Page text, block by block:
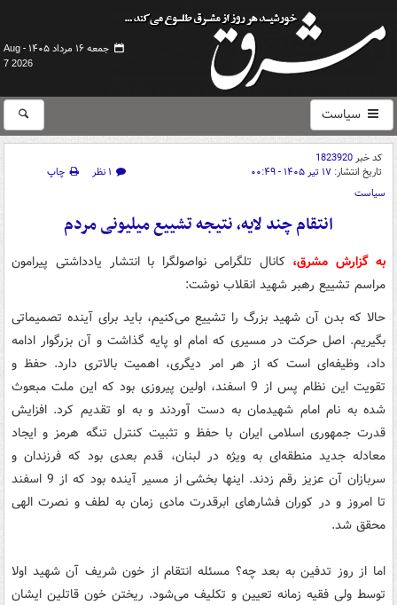
جمعه ۱۶ مرداد ۱۴۰۵ -
Aug
7 2026
سیاست
کد خبر1823920
تاریخ انتشار: ۱۷ تیر ۱۴۰۵ - ۰۰:۴۹ ۱ نظر
چاپ
سیاست
انتقام چند لایه، نتیجه تشییع میلیونی مردم
به گزارش مشرق، کانال تلگرامی نواصولگرا با انتشار یادداشتی پیرامون
مراسم تشییع رهبر شهید انقلاب نوشت:
حالا که بدن آن شهید بزرگ را تشییع می‌کنیم، باید برای آینده تصمیماتی
بگیریم. اصل حرکت در مسیری که امام او پایه گذاشت و آن بزرگوار ادامه
داد، وظیفه‌ای است که از هر امر دیگری، اهمیت بالاتری دارد. حفظ و
تقویت این نظام پس از 9 اسفند، اولین پیروزی بود که این ملت مبعوث
شده به نام امام شهیدمان به دست آوردند و به او تقدیم کرد. افزایش
قدرت جمهوری اسلامی ایران با حفظ و تثبیت کنترل تنگه هرمز و ایجاد
معادله جدید منطقه‌ای به ویژه در لبنان، قدم بعدی بود که فرزندان و
سربازان آن عزیز رقم زدند. اینها بخشی از مسیر آینده بود که از 9 اسفند
تا امروز و در کوران فشارهای ابرقدرت مادی زمان به لطف و نصرت الهی
محقق شد.
اما از روز تدفین به بعد چه؟ مسئله انتقام از خون شریف آن شهید اولا
توسط ولی فقیه زمانه تعیین و تکلیف می‌شود. ریختن خون قاتلین ایشان